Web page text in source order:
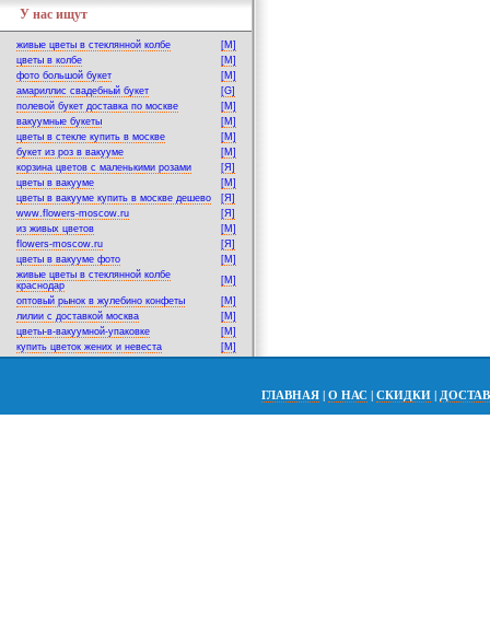
У нас ищут
живые цветы в стеклянной колбе
[M]
цветы в колбе
[M]
фото большой букет
[M]
амариллис свадебный букет
[G]
полевой букет доставка по москве
[M]
вакуумные букеты
[M]
цветы в стекле купить в москве
[M]
букет из роз в вакууме
[M]
корзина цветов с маленькими розами
[Я]
цветы в вакууме
[M]
цветы в вакууме купить в москве дешево
[Я]
www.flowers-moscow.ru
[Я]
из живых цветов
[M]
flowers-moscow.ru
[Я]
цветы в вакууме фото
[M]
живые цветы в стеклянной колбе
краснодар
[M]
оптовый рынок в жулебино конфеты
[M]
лилии с доставкой москва
[M]
цветы-в-вакуумной-упаковке
[M]
купить цветок жених и невеста
[M]
ГЛАВНАЯ | О НАС | СКИДКИ |